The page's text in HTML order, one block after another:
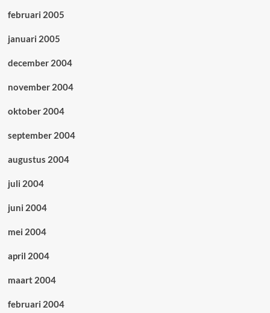
februari 2005
januari 2005
december 2004
november 2004
oktober 2004
september 2004
augustus 2004
juli 2004
juni 2004
mei 2004
april 2004
maart 2004
februari 2004